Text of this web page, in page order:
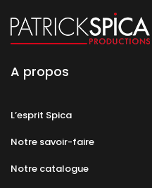
A propos
L’esprit Spica
Notre savoir-faire
Notre catalogue